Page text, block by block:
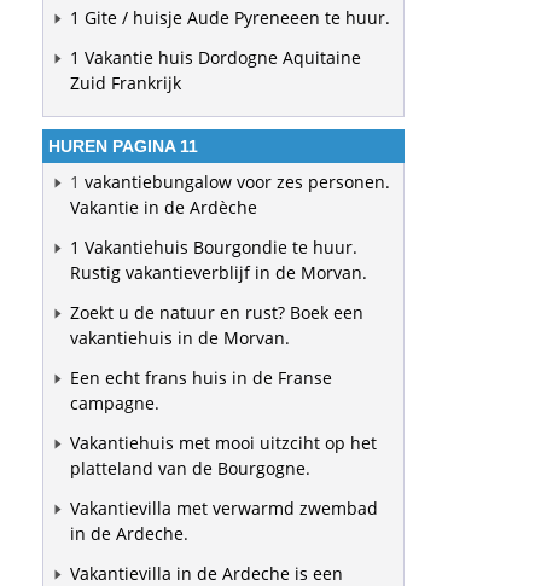
1 Gite / huisje Aude Pyreneeen te huur.
1 Vakantie huis Dordogne Aquitaine
Zuid Frankrijk
HUREN PAGINA 11
1 vakantiebungalow voor zes personen.
Vakantie in de Ardèche
1 Vakantiehuis Bourgondie te huur.
Rustig vakantieverblijf in de Morvan.
Zoekt u de natuur en rust? Boek een
vakantiehuis in de Morvan.
Een echt frans huis in de Franse
campagne.
Vakantiehuis met mooi uitzciht op het
platteland van de Bourgogne.
Vakantievilla met verwarmd zwembad
in de Ardeche.
Vakantievilla in de Ardeche is een